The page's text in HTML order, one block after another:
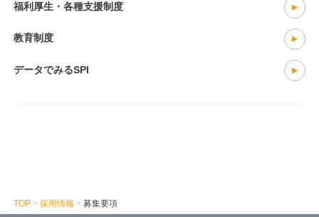
福利厚生・各種支援制度
教育制度
データでみるSPI
TOP> 採用情報 > 募集要項